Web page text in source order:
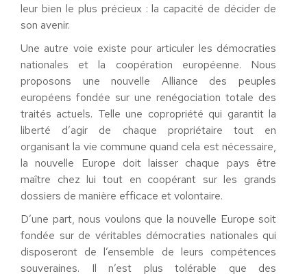
leur bien le plus précieux : la capacité de décider de
son avenir.
Une autre voie existe pour articuler les démocraties
nationales et la coopération européenne. Nous
proposons une nouvelle Alliance des peuples
européens fondée sur une renégociation totale des
traités actuels. Telle une copropriété qui garantit la
liberté d’agir de chaque propriétaire tout en
organisant la vie commune quand cela est nécessaire,
la nouvelle Europe doit laisser chaque pays être
maître chez lui tout en coopérant sur les grands
dossiers de manière efficace et volontaire.
D’une part, nous voulons que la nouvelle Europe soit
fondée sur de véritables démocraties nationales qui
disposeront de l’ensemble de leurs compétences
souveraines. Il n’est plus tolérable que des